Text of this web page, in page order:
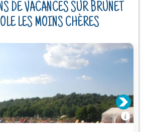
DE VACANCES SUR BRUNET
LES MOINS CHÈRES